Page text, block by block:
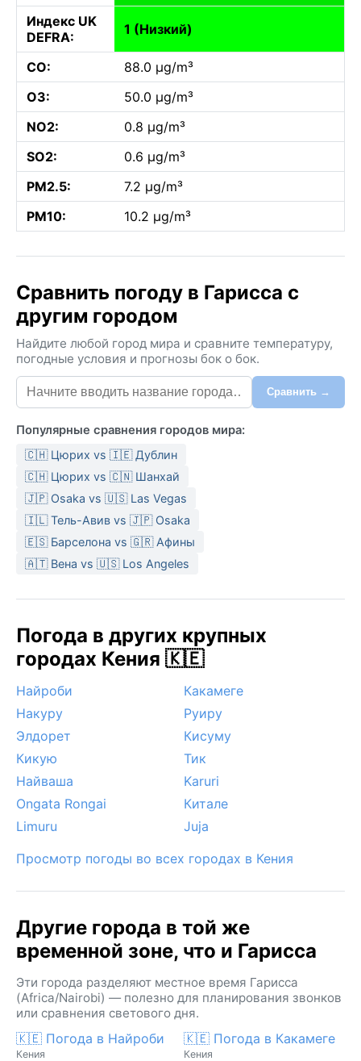
Индекс UK
DEFRA:
1 (Низкий)
CO:
88.0 µg/m³
O3:
50.0 µg/m³
NO2:
0.8 µg/m³
SO2:
0.6 µg/m³
PM2.5:
7.2 µg/m³
PM10:
10.2 µg/m³
Сравнить погоду в Гарисса с
другим городом
Найдите любой город мира и сравните температуру,
погодные условия и прогнозы бок о бок.
Сравнить →
Популярные сравнения городов мира:
🇨🇭 Цюрих vs 🇮🇪 Дублин
🇨🇭 Цюрих vs 🇨🇳 Шанхай
🇯🇵 Osaka vs 🇺🇸 Las Vegas
🇮🇱 Тель-Авив vs 🇯🇵 Osaka
🇪🇸 Барселона vs 🇬🇷 Афины
🇦🇹 Вена vs 🇺🇸 Los Angeles
Погода в других крупных
городах Кения 🇰🇪
Найроби
Какамеге
Накуру
Руиру
Элдорет
Кисуму
Кикую
Тик
Найваша
Karuri
Ongata Rongai
Китале
Limuru
Juja
Просмотр погоды во всех городах в Кения
Другие города в той же
временной зоне, что и Гарисса
Эти города разделяют местное время Гарисса
(Africa/Nairobi) — полезно для планирования звонков
или сравнения светового дня.
🇰🇪 Погода в Найроби
Кения
🇰🇪 Погода в Какамеге
Кения